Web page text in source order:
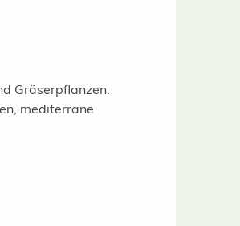
Gräserpflanzen.
mediterrane